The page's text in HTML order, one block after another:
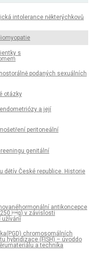
intolerance některýchkovů
s
podaných sexuálních
otázky
a její
peritoneální
genitální
dětív České republice. Historie
antikoncepce
g) v závislosti
užívání
chromosomálních
hybridizace (FISH) – úvoddo
a technika